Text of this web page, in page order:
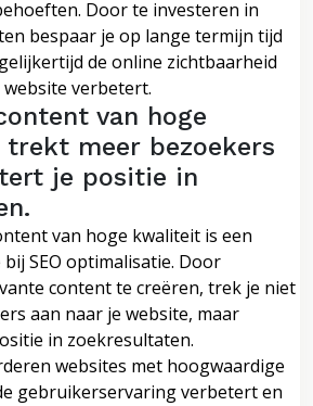
Door te investeren in
bespaar je op lange termijn tijd
de online zichtbaarheid
verbetert.
van hoge
meer bezoekers
je positie in
van hoge kwaliteit is een
SEO optimalisatie. Door
content te creëren, trek je niet
aan naar je website, maar
in zoekresultaten.
websites met hoogwaardige
gebruikerservaring verbetert en